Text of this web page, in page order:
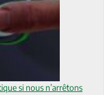
si nous n’arrêtons